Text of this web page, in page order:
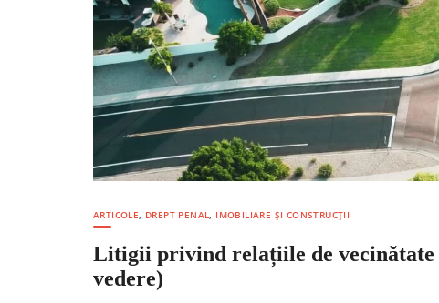
ARTICOLE DREPT PENAL IMOBILIARE ȘI CONSTRUCȚII
Litigii privind relațiile de vecinătate
vedere)